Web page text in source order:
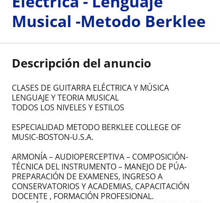
Musical -Metodo Berklee
Descripción del anuncio
CLASES DE GUITARRA ELÉCTRICA Y MÚSICA
LENGUAJE Y TEORIA MUSICAL
TODOS LOS NIVELES Y ESTILOS
ESPECIALIDAD METODO BERKLEE COLLEGE OF
MUSIC-BOSTON-U.S.A.
ARMONÍA – AUDIOPERCEPTIVA – COMPOSICIÓN-
TÉCNICA DEL INSTRUMENTO – MANEJO DE PÚA-
PREPARACIÓN DE EXAMENES, INGRESO A
CONSERVATORIOS Y ACADEMIAS, CAPACITACIÓN
DOCENTE , FORMACIÓN PROFESIONAL.